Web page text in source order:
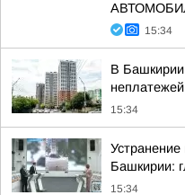
15:34
В Башкирии
15:34
Устранение
Башкирии:
15:34